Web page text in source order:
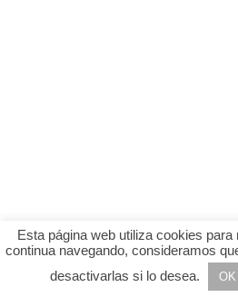
Esta página web utiliza cookies
continua navegando, consideramos
desactivarlas si lo desea.
OK